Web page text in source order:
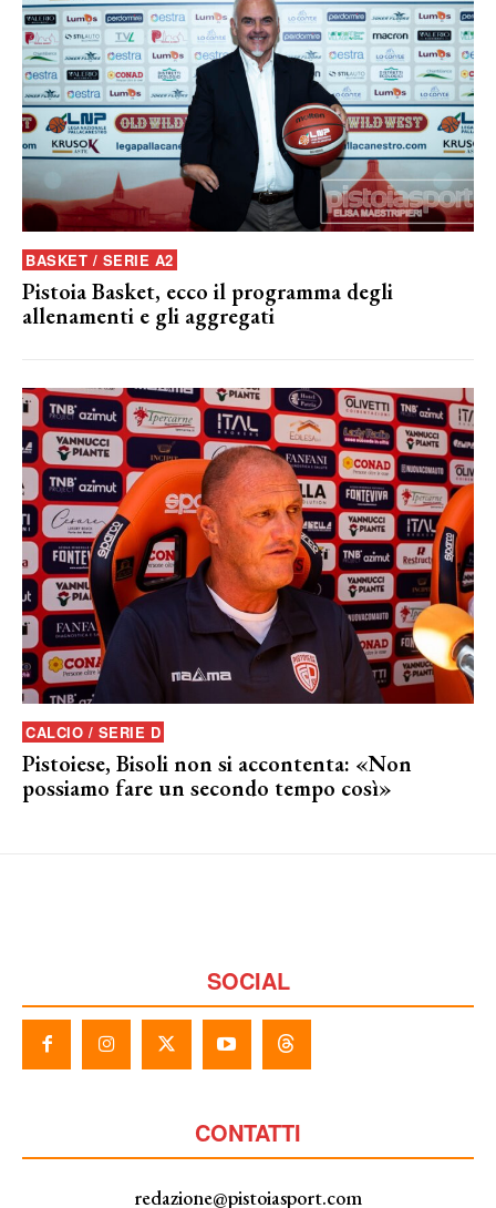
BASKET / SERIE A2
Pistoia Basket, ecco il programma degli
allenamenti e gli aggregati
CALCIO / SERIE D
Pistoiese, Bisoli non si accontenta: «Non
possiamo fare un secondo tempo così»
SOCIAL
CONTATTI
redazione@pistoiasport.com